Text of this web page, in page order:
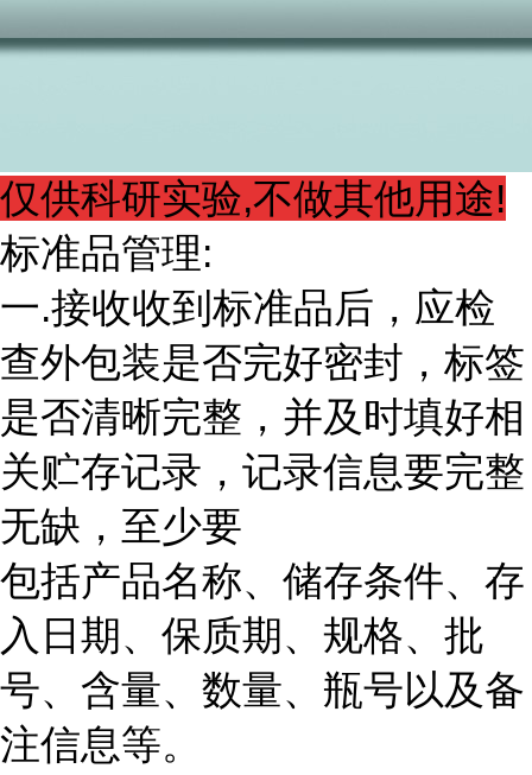
仅供科研实验,不做其他用途!
标准品管理:
一.接收收到标准品后，应检
查外包装是否完好密封，标签
是否清晰完整，并及时填好相
关贮存记录，记录信息要完整
无缺，至少要
包括产品名称、储存条件、存
入日期、保质期、规格、批
号、含量、数量、瓶号以及备
注信息等。